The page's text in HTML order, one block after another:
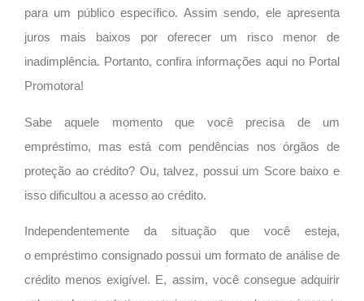
para um público específico. Assim sendo, ele apresenta
juros mais baixos por oferecer um risco menor de
inadimplência. Portanto, confira informações aqui no Portal
Promotora!
Sabe aquele momento que você precisa de um
empréstimo, mas está com pendências nos órgãos de
proteção ao crédito? Ou, talvez, possui um Score baixo e
isso dificultou a acesso ao crédito.
Independentemente da situação que você esteja,
oempréstimo consignadopossui um formato de análise de
crédito menos exigível. E, assim, você consegue adquirir